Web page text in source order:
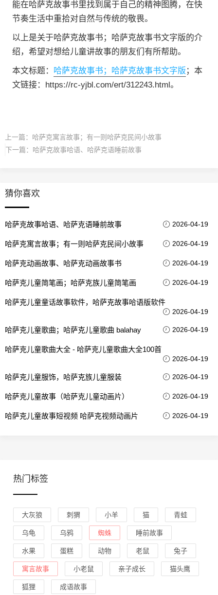
能在哈萨克故事书里找到属于自己的精神图腾，在快
节奏生活中重拾对自然与传统的敬畏。
以上是关于哈萨克故事书；哈萨克故事书文字版的介
绍，希望对想给儿童讲故事的朋友们有所帮助。
本文标题： 哈萨克故事书；哈萨克故事书文字版 ；本
文链接：https://rc-yjbl.com/ert/312243.html。
上一篇： 哈萨克寓言故事；有一则哈萨克民间小故事
下一篇： 哈萨克故事哈语、哈萨克语睡前故事
猜你喜欢
哈萨克故事哈语、哈萨克语睡前故事 2026-04-19
哈萨克寓言故事；有一则哈萨克民间小故事 2026-04-19
哈萨克动画故事、哈萨克动画故事书 2026-04-19
哈萨克儿童简笔画；哈萨克族儿童简笔画 2026-04-19
哈萨克儿童童话故事软件，哈萨克故事哈语版软件
2026-04-19
哈萨克儿童歌曲；哈萨克儿童歌曲 balahay 2026-04-19
哈萨克儿童歌曲大全 - 哈萨克儿童歌曲大全100首
2026-04-19
哈萨克儿童服饰，哈萨克族儿童服装 2026-04-19
哈萨克儿童故事（哈萨克儿童动画片） 2026-04-19
哈萨克儿童故事短视频 哈萨克视频动画片 2026-04-19
热门标签
大灰狼 刺猬 小羊 猫 青蛙
乌龟 乌鸦 蜘蛛 睡前故事
水果 蛋糕 动物 老鼠 兔子
寓言故事 小老鼠 亲子成长 猫头鹰
狐狸 成语故事